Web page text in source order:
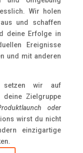
Wir holen
und schaffen
deine Erfolge in
Ereignisse
und mit anderen
wir auf
deine Zielgruppe
oder
wirst du nicht
einzigartige